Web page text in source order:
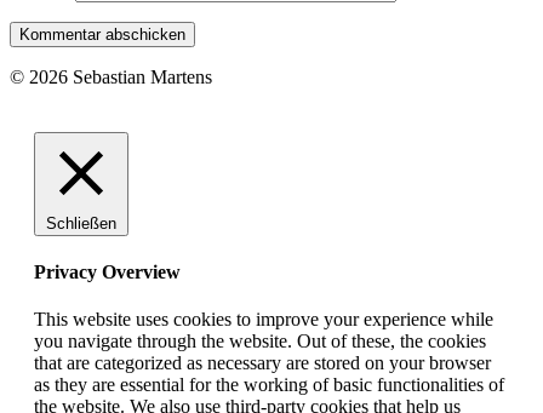
© 2026 Sebastian Martens
Schließen
Privacy Overview
This website uses cookies to improve your experience while
you navigate through the website. Out of these, the cookies
that are categorized as necessary are stored on your browser
as they are essential for the working of basic functionalities of
the website. We also use third-party cookies that help us